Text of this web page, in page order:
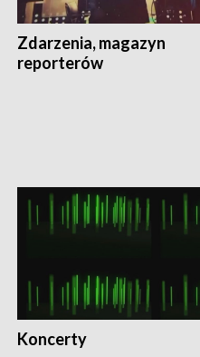
Zdarzenia, magazyn
reporterów
Koncerty